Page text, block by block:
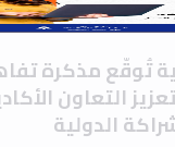
تُوقّع مذكرة
التعاون
الدولية